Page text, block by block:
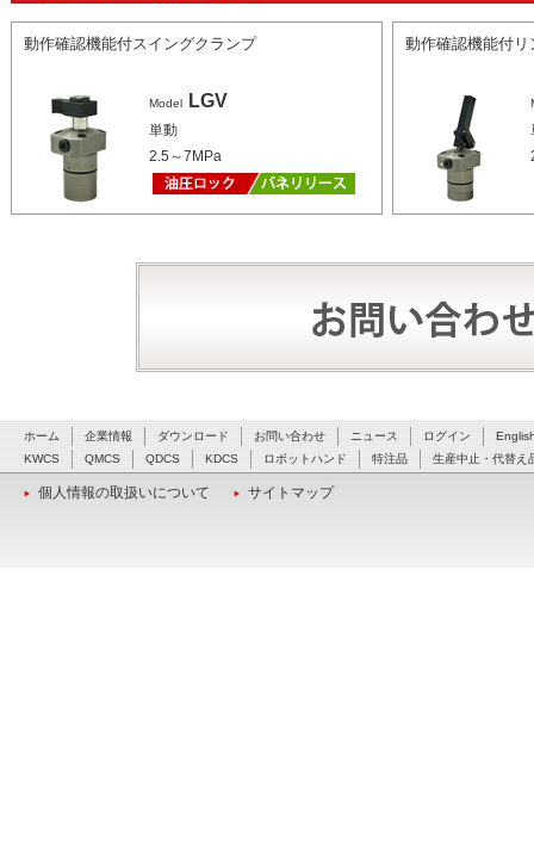
動作確認機能付スイングクランプ
Model LGV
単動
2.5～7MPa
動作確認機能付リ
ホーム 企業情報 ダウンロード お問い合わせ ニュース ログイン
KWCS
QMCS QDCS KDCS ロボットハンド 特注品 生産中止・代替え
個人情報の取扱いについて サイトマップ